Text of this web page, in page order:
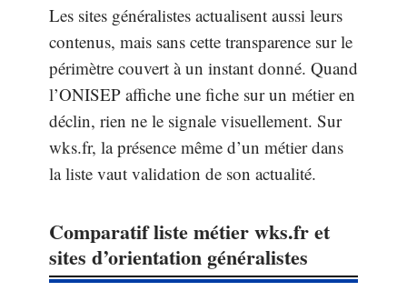
Les sites généralistes actualisent aussi leurs
contenus, mais sans cette transparence sur le
périmètre couvert à un instant donné. Quand
l’ONISEP affiche une fiche sur un métier en
déclin, rien ne le signale visuellement. Sur
wks.fr, la présence même d’un métier dans
la liste vaut validation de son actualité.
Comparatif liste métier wks.fr et
sites d’orientation généralistes